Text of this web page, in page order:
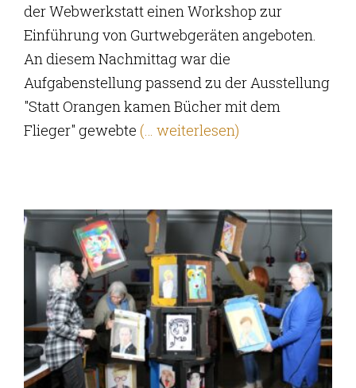
der Webwerkstatt einen Workshop zur
Einführung von Gurtwebgeräten angeboten.
An diesem Nachmittag war die
Aufgabenstellung passend zu der Ausstellung
"Statt Orangen kamen Bücher mit dem
Flieger" gewebte (… weiterlesen)